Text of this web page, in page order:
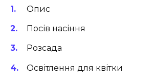
Опис
Посів насіння
Розсада
Освітлення для квітки